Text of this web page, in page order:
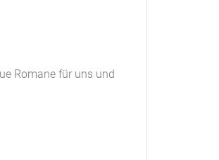
Romane für uns und